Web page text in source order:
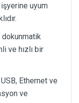
işyerine uyum
dokunmatik
ve hızlı bir
Ethernet ve
ve